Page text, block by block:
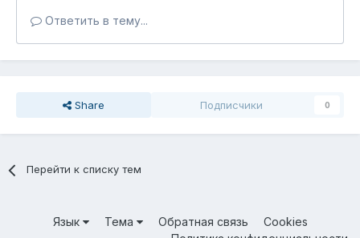
Ответить в тему...
Share Подписчики 0
Перейти к списку тем
Язык Тема Обратная связь
Cookies